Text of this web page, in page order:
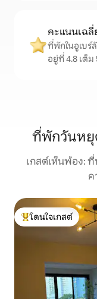
คะแนนเฉลี่
ที่พักในอูเบร์
อยู่ที่ 4.8 เต็ม
ที่พักวันหยุ
เกสต์เห็นพ้อง:
ค
โดนใจเกสต์ที่สุด
โดนใจเกสต์